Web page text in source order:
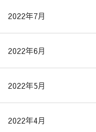
2022年7月
2022年6月
2022年5月
2022年4月